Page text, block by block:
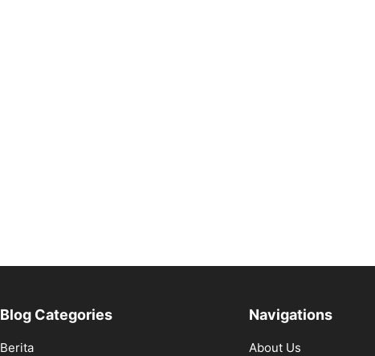
Blog Categories
Berita
Navigations
About Us